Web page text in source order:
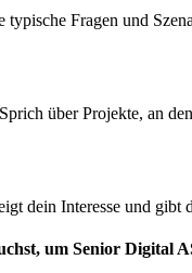
Fragen und
über Projekte, an
dein Interesse und
um Senior Digital